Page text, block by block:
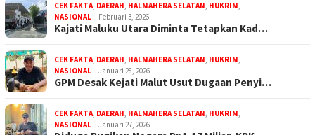
CEK FAKTA, DAERAH, HALMAHERA SELATAN, HUKRIM,
NASIONAL
Februari 3, 2026
Kajati Maluku Utara Diminta Tetapkan Kad…
CEK FAKTA, DAERAH, HALMAHERA SELATAN, HUKRIM,
NASIONAL
Januari 28, 2026
GPM Desak Kejati Malut Usut Dugaan Penyi…
CEK FAKTA, DAERAH, HALMAHERA SELATAN, HUKRIM,
NASIONAL
Januari 27, 2026